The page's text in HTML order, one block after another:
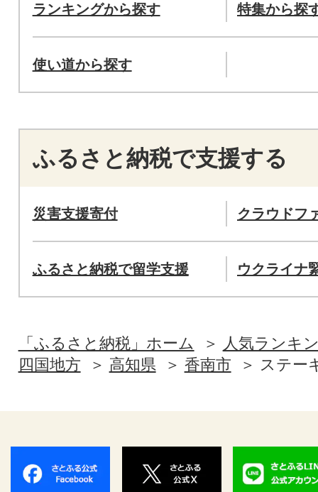
ランキングから探す 特集から探
使い道から探す
ふるさと納税で支援する
災害支援寄付 クラウドフ
ふるさと納税で留学支援 ウクライナ
「ふるさと納税」ホーム
人気ランキ
四国地方
高知県 香南市 ステー